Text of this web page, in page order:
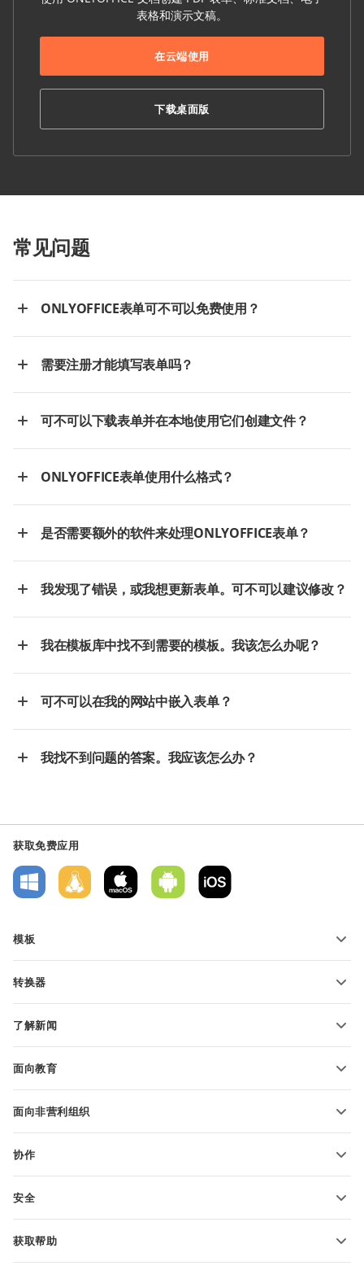
表格和演示文稿。
在云端使用
下载桌面版
常见问题
ONLYOFFICE表单可不可以免费使用？
需要注册才能填写表单吗？
可不可以下载表单并在本地使用它们创建文件？
ONLYOFFICE表单使用什么格式？
是否需要额外的软件来处理ONLYOFFICE表单？
我发现了错误，或我想更新表单。可不可以建议修改？
我在模板库中找不到需要的模板。我该怎么办呢？
可不可以在我的网站中嵌入表单？
我找不到问题的答案。我应该怎么办？
获取免费应用
模板
文本文档模板
转换器
转换电子表格
了解新闻
面向教育
适用于教育人士
面向非营利组织
申请免费帐户
协作
翻译人员
安全
获取帮助